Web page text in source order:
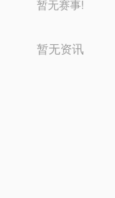
暂无赛事!
暂无资讯